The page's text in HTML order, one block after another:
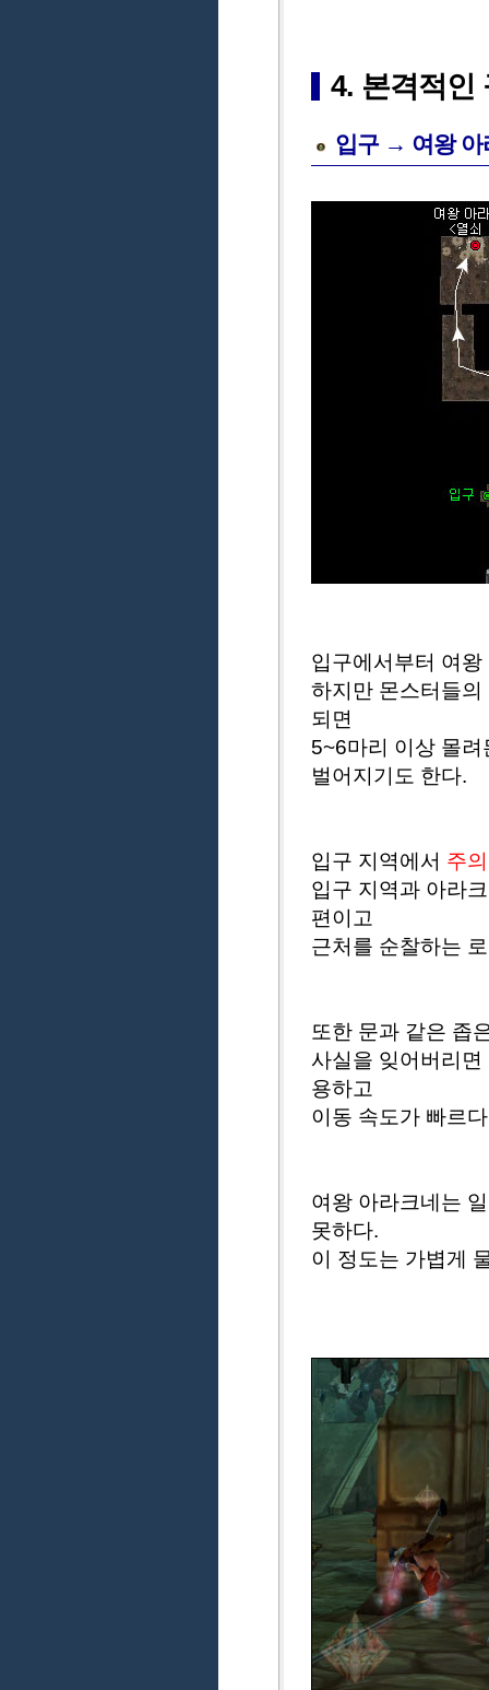
4. 본격적인
입구 → 여왕 아
입구에서부터 여
하지만 몬스터들
되면
5~6마리 이상 몰
벌어지기도 한다.
입구 지역에서 주
입구 지역과 아라
편이고
근처를 순찰하는
또한 문과 같은 좁
사실을 잊어버리
용하고
이동 속도가 빠르
여왕 아라크네는
못하다.
이 정도는 가볍게